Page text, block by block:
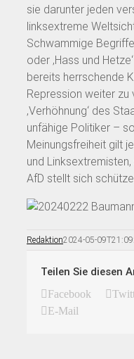
sie darunter jeden
linksextreme
Schwammige
oder ‚Hass und
bereits herrschende
Repression weiter zu
‚Verhöhnung‘ des
unfähige Politiker –
Meinungsfreiheit gilt
und
AfD stellt sich
Redaktion2024-05-
Teilen Sie diesen
Facebook
E-Mail